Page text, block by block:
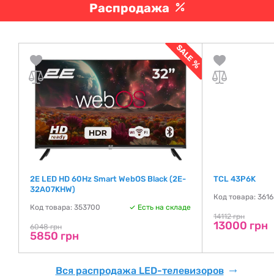
Распродажа
2E LED HD 60Hz Smart WebOS Black (2E-
32A07KHW)
Код товара: 353700 Есть на складе
6048 грн
5850 грн
TCL 43P6K
Код товара:
14112 грн
13000 грн
Вся распродажа LED-телевизоров